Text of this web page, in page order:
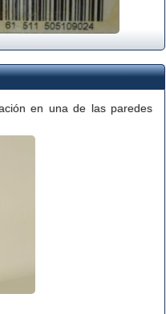
en una de las paredes